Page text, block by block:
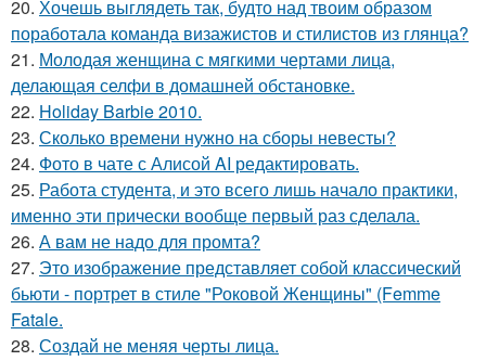
20. Хочешь выглядеть так, будто над твоим образом
поработала команда визажистов и стилистов из глянца?
21. Молодая женщина с мягкими чертами лица,
делающая селфи в домашней обстановке.
22. Holiday Barbie 2010.
23. Сколько времени нужно на сборы невесты?
24. Фото в чате с Алисой AI редактировать.
25. Работа студента, и это всего лишь начало практики,
именно эти прически вообще первый раз сделала.
26. А вам не надо для промта?
27. Это изображение представляет собой классический
бьюти - портрет в стиле "Роковой Женщины" (Femme
Fatale.
28. Создай не меняя черты лица.